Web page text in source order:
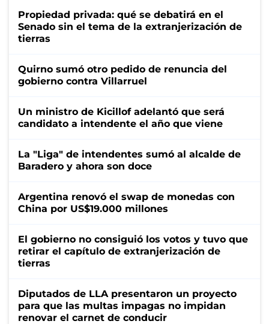
Propiedad privada: qué se debatirá en el
Senado sin el tema de la extranjerización de
tierras
Quirno sumó otro pedido de renuncia del
gobierno contra Villarruel
Un ministro de Kicillof adelantó que será
candidato a intendente el año que viene
La "Liga" de intendentes sumó al alcalde de
Baradero y ahora son doce
Argentina renovó el swap de monedas con
China por US$19.000 millones
El gobierno no consiguió los votos y tuvo que
retirar el capítulo de extranjerización de
tierras
Diputados de LLA presentaron un proyecto
para que las multas impagas no impidan
renovar el carnet de conducir